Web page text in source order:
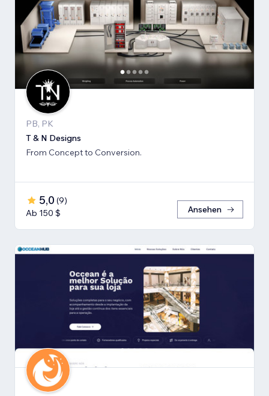
PB, PK
T & N Designs
From Concept to Conversion.
5,0 (9)
Ab 150 $
Ansehen